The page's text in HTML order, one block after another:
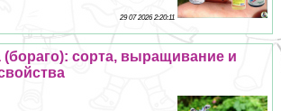
29 07 2026 2:20:11
(бораго): сорта, выращивание и